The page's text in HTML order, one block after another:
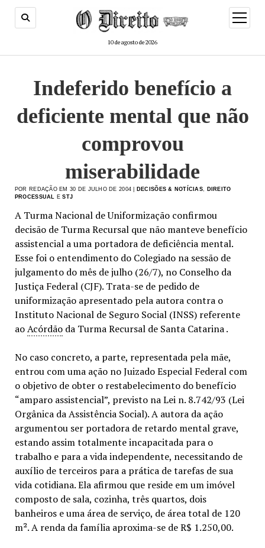
10 de agosto de 2026
menu
de
Indeferido benefício a
deficiente mental que não
comprovou
miserabilidade
POR REDAÇÃO EM 30 DE JULHO DE 2004 | DECISÕES & NOTÍCIAS
DIREITO
PROCESSUAL
ESTJ
A Turma Nacional de Uniformização confirmou
decisão de Turma Recursal que não manteve benefício
assistencial a uma portadora de deficiência mental.
Esse foi o entendimento do Colegiado na sessão de
julgamento do mês de julho (26/7), no Conselho da
Justiça Federal (CJF). Trata-se de pedido de
uniformização apresentado pela autora contra o
Instituto Nacional de Seguro Social (INSS) referente
aoAcórdãoda Turma Recursal de Santa Catarina .
No caso concreto, a parte, representada pela mãe,
entrou com uma ação no Juizado Especial Federal com
o objetivo de obter o restabelecimento do benefício
“amparo assistencial”, previsto na Lei n. 8.742/93 (Lei
Orgânica da Assistência Social). A autora da ação
argumentou ser portadora de retardo mental grave,
estando assim totalmente incapacitada para o
trabalho e para a vida independente, necessitando de
auxílio de terceiros para a prática de tarefas de sua
vida cotidiana. Ela afirmou que reside em um imóvel
composto de sala, cozinha, três quartos, dois
banheiros e uma área de serviço, de área total de 120
m². A renda da família aproxima-se de R$ 1.250,00.